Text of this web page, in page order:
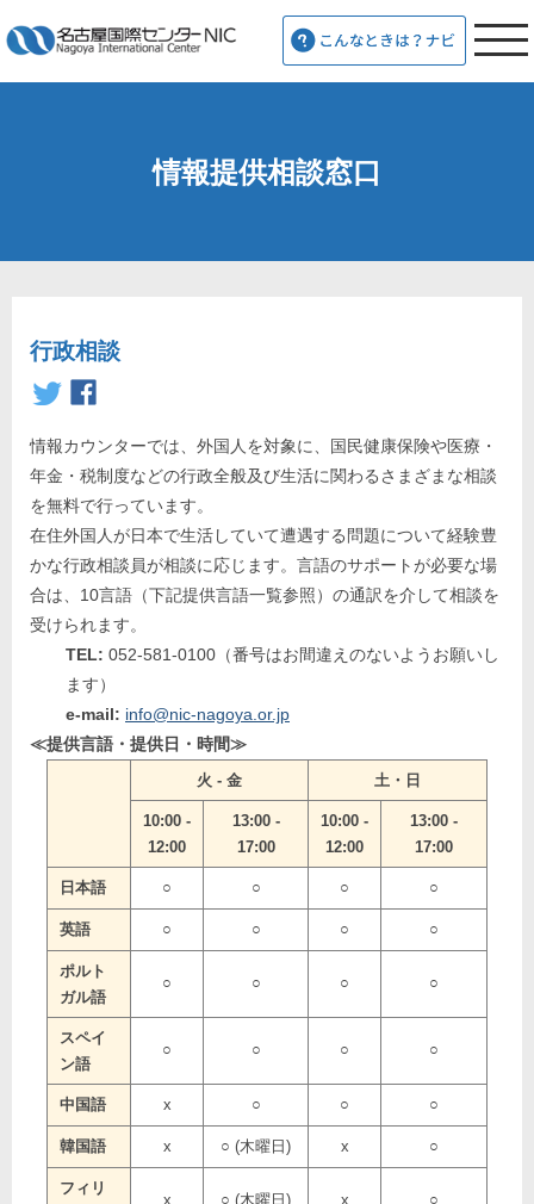
情報提供相談窓口
行政相談
情報カウンターでは、外国人を対象に、国民健康保険や医療・
年金・税制度などの行政全般及び生活に関わるさまざまな相談
を無料で行っています。
在住外国人が日本で生活していて遭遇する問題について経験豊
かな行政相談員が相談に応じます。言語のサポートが必要な場
合は、10言語（下記提供言語一覧参照）の通訳を介して相談を
受けられます。
TEL: 052-581-0100（番号はお間違えのないようお願いし
ます）
e-mail: info@nic-nagoya.or.jp
≪提供言語・提供日・時間≫
火 - 金 土・日
10:00 -
12:00
13:00 -
17:00
10:00 -
12:00
13:00 -
17:00
日本語 ○ ○ ○ ○
英語 ○ ○ ○ ○
ポルト
ガル語
○ ○ ○ ○
スペイ
ン語
○ ○ ○ ○
中国語 x ○ ○ ○
韓国語 x ○ (木曜日) x ○
フィリ
x ○ (木曜日) x ○